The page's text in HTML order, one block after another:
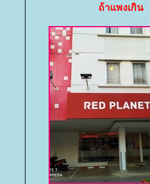
ถ้าแพงเกิ